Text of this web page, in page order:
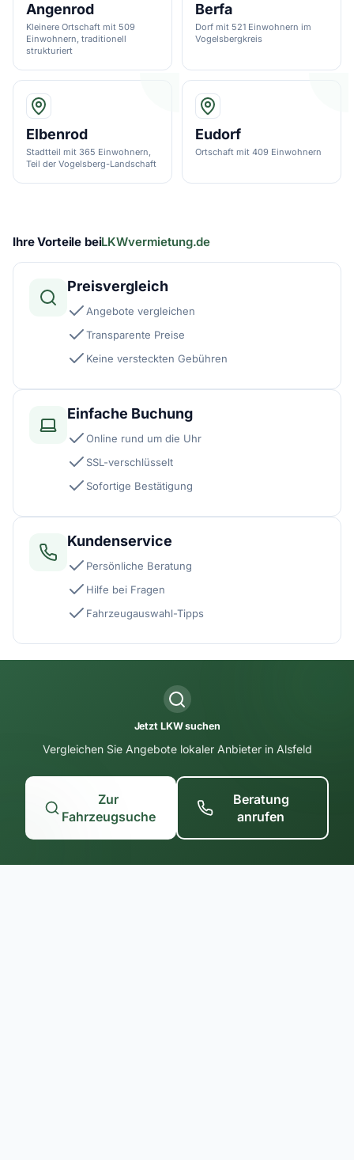
Angenrod
Kleinere Ortschaft mit 509
Einwohnern, traditionell
strukturiert
Berfa
Dorf mit 521 Einwohnern im
Vogelsbergkreis
Elbenrod
Stadtteil mit 365 Einwohnern,
Teil der Vogelsberg-Landschaft
Eudorf
Ortschaft mit 409 Einwohnern
Ihre Vorteile beiLKWvermietung.de
Preisvergleich
Angebote vergleichen
Transparente Preise
Keine versteckten Gebühren
Einfache Buchung
Online rund um die Uhr
SSL-verschlüsselt
Sofortige Bestätigung
Kundenservice
Persönliche Beratung
Hilfe bei Fragen
Fahrzeugauswahl-Tipps
Jetzt LKW suchen
Vergleichen Sie Angebote lokaler Anbieter in Alsfeld
Zur
Fahrzeugsuche
Beratung
anrufen